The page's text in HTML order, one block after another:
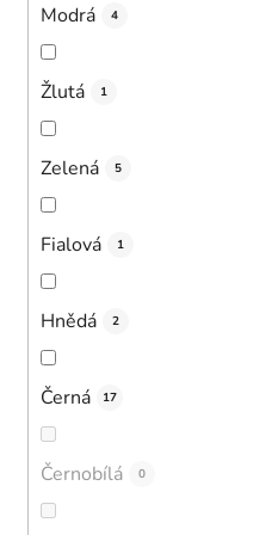
Modrá 4
Žlutá 1
Zelená 5
Fialová 1
Hnědá 2
Černá 17
Černobílá 0